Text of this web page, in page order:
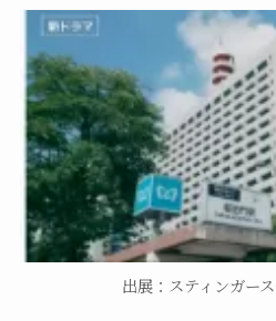
出展：スティンガー